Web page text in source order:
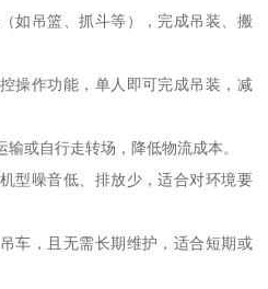
如吊篮、抓斗等），完成吊装、搬
操作功能，单人即可完成吊装，减
或自行走转场，降低物流成本。
型噪音低、排放少，适合对环境要
车，且无需长期维护，适合短期或